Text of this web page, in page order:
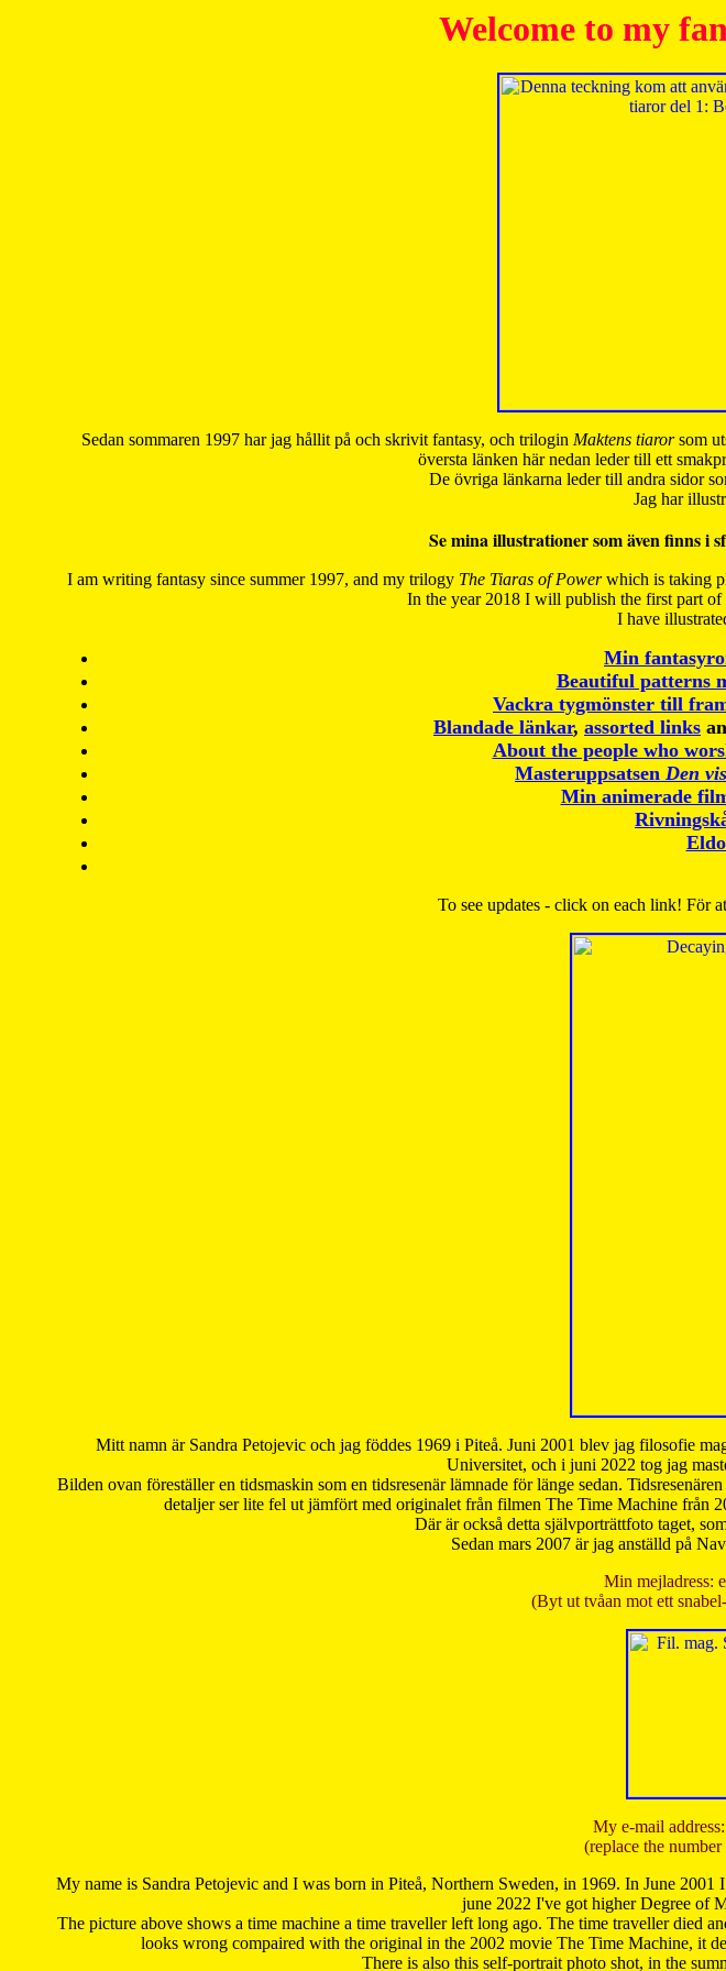
Welcome to my
Sedan sommaren 1997 har jag hållit på och skrivit fantasy, och trilogin Maktens tiarorsom
översta länken här nedan leder till ett
De övriga länkarna leder till andra sidor
Jag har
Se mina illustrationer som även finns i
I am writing fantasy since summer 1997, and my trilogy The Tiaras of Powerwhich is taking
In the year 2018 I will publish the first part
I have
Min
Beautiful patterns
Vackra tygmönster till
Blandade länkar, assorted links
About the people who
Masteruppsatsen Den
Min animerade
To see updates - click on each link! För
Mitt namn är Sandra Petojevic och jag föddes 1969 i Piteå. Juni 2001 blev jag filosofie
Universitet, och i juni 2022 tog jag
Bilden ovan föreställer en tidsmaskin som en tidsresenär lämnade för länge sedan.
detaljer ser lite fel ut jämfört med originalet från filmen The Time Machine från
Där är också detta självporträttfoto taget,
Sedan mars 2007 är jag anställd på
Min mejladress:
(Byt ut tvåan mot ett
My e-mail
(replace the
My name is Sandra Petojevic and I was born in Piteå, Northern Sweden, in 1969. In June
june 2022 I've got higher Degree of
The picture above shows a time machine a time traveller left long ago. The time traveller died
looks wrong compaired with the original in the 2002 movie The Time Machine, it
There is also this self-portrait photo shot, in the